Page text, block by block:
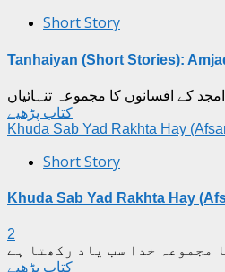
Short Story
Tanhaiyan (Short Stories):
کے افسانوں کا مجموعہ تنہائیاں
کتاب پڑھیے
Khuda Sab Yad Rakhta Hay
Short Story
Khuda Sab Yad Rakhta Hay
2
مجموعہ خدا سب یاد رکھتا ہے
کتاب پڑھیے